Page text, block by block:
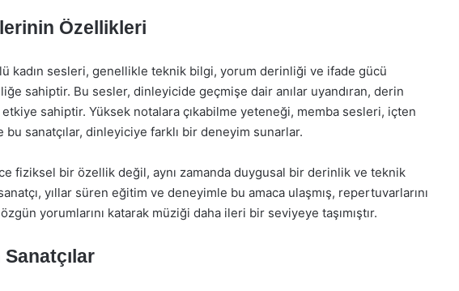
Özellikleri
kadın sesleri, genellikle teknik bilgi, yorum derinliği ve ifade gücü
sahiptir. Bu sesler, dinleyicide geçmişe dair anılar uyandıran, derin
sahiptir. Yüksek notalara çıkabilme yeteneği, memba sesleri, içten
sanatçılar, dinleyiciye farklı bir deneyim sunarlar.
fiziksel bir özellik değil, aynı zamanda duygusal bir derinlik ve teknik
yıllar süren eğitim ve deneyimle bu amaca ulaşmış, repertuvarlarını
yorumlarını katarak müziği daha ileri bir seviyeye taşımıştır.
Sanatçılar